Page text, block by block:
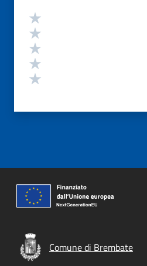
Valutazione
Comune di Brembate